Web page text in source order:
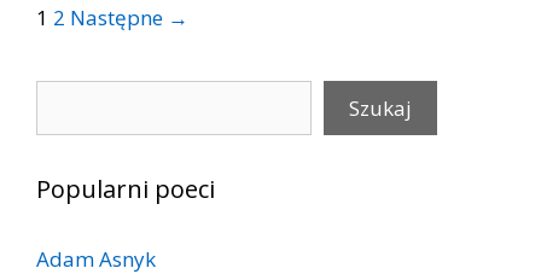
Post
1 2 Następne →
Szukaj
Popularni poeci
Adam Asnyk